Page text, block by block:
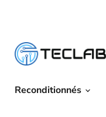
Reconditionnés